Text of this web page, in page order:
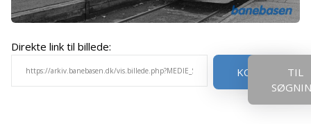
Direkte link til billede:
KOPIER
TIL